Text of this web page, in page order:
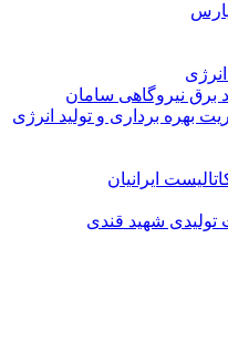
پارس
نیروگاهی سامان
بهره برداری و تولید انرژی
ایرانیان
شهید قندی